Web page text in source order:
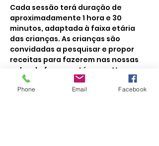
Cada sessão terá duração de
aproximadamente 1 hora e 30
minutos, adaptada à faixa etária
das crianças. As crianças são
convidadas a pesquisar e propor
receitas para fazerem nas nossas
aulas de forma autónoma. Vamos a
isso!
Inscrição 40€
Phone Email Facebook